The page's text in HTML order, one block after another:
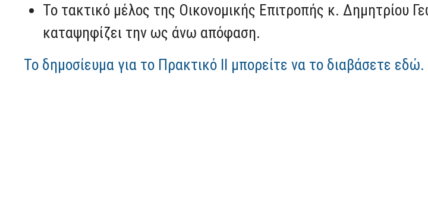
Το τακτικό μέλος της Οικονομικής Επιτροπής κ. Δημητρίου
καταψηφίζει την ως άνω απόφαση.
Το δημοσίευμα για το Πρακτικό ΙΙ μπορείτε να το διαβάσετε εδώ.